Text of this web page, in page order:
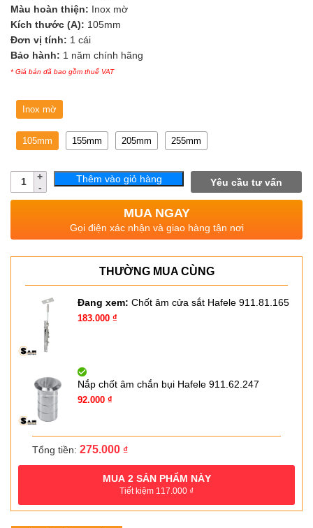
Màu hoàn thiện: Inox mờ
Kích thước (A): 105mm
Đơn vị tính: 1 cái
Bảo hành: 1 năm chính hãng
* Giá bán đã bao gồm thuế VAT
Inox mờ
105mm 155mm 205mm 255mm
Số
lượng
Thêm vào giỏ hàng Yêu cầu tư vấn
MUA NGAY
Gọi điện xác nhận và giao hàng tận nơi
THƯỜNG MUA CÙNG
Đang xem: Chốt âm cửa sắt Hafele 911.81.165
Giá
183.000 ₫
Nắp chốt âm chắn bụi Hafele 911.62.247
Giá
131.000 ₫.
92.000 ₫
là:
92.000 ₫.
Tổng tiền: 275.000 ₫
MUA 2SẢN PHẨM NÀY
Tiết kiệm 117.000 ₫